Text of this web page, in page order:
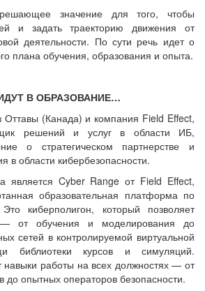
значение для того, чтобы
и задать траекторию движения от
деятельности. По сути речь идет о
плана обучения, образования и опыта.
В ОБРАЗОВАНИЕ…
Оттавы (Канада) и компания Field Effect,
решений и услуг в области ИБ,
о стратегическом партнерстве и
в области кибербезопасности.
является Cyber Range от Field Effect,
образовательная платформа по
Это киберполигон, который позволяет
от обучения и моделирования до
сетей в контролируемой виртуальной
библиотеки курсов и симуляций.
навыки работы на всех должностях — от
до опытных операторов безопасности.